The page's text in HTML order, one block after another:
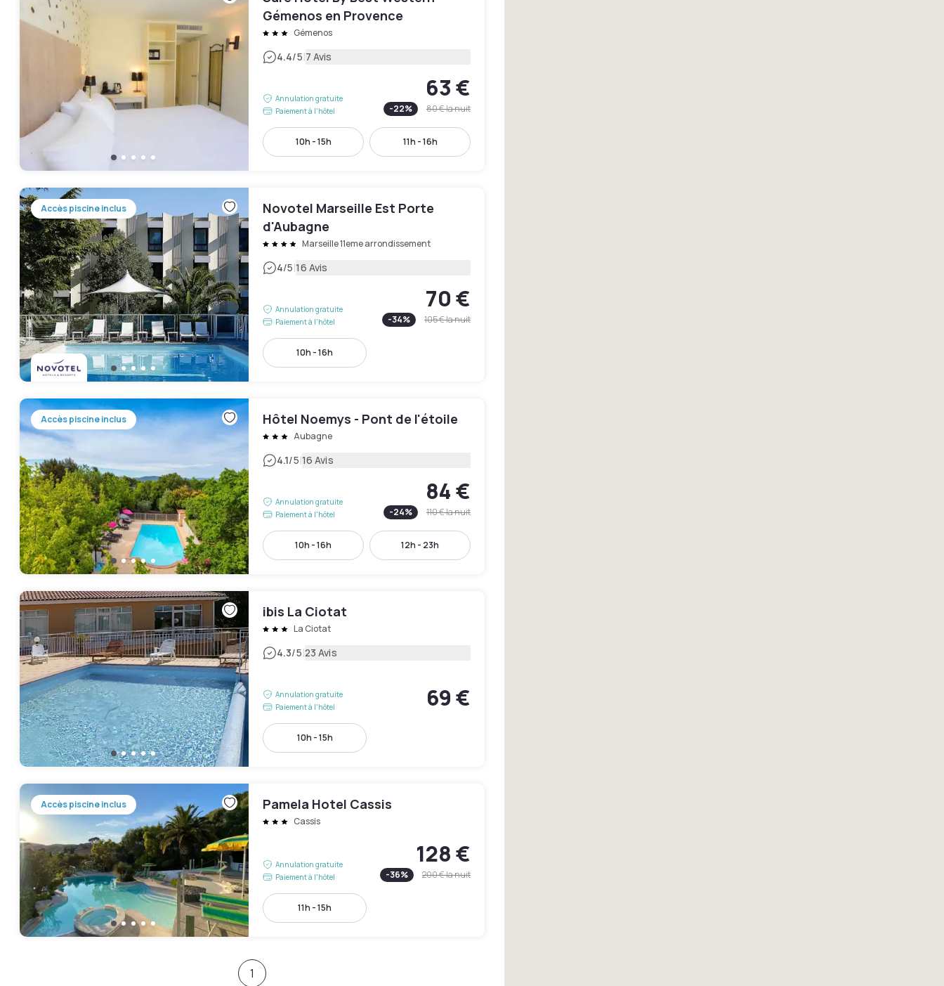
Gémenos en Provence
Gémenos
4.4/5|7 Avis
Annulation gratuite
Paiement à l'hôtel
63 €
-22% 80 €la nuit
10h - 15h 11h - 16h
Accès piscine inclus
Novotel Marseille Est Porte
d'Aubagne
Marseille 11eme arrondissement
4/5|16 Avis
Annulation gratuite
Paiement à l'hôtel
70 €
-34% 105 €la nuit
10h - 16h
Accès piscine inclus Hôtel Noemys - Pont de l'étoile
Aubagne
4.1/5|16 Avis
Annulation gratuite
Paiement à l'hôtel
84 €
-24% 110 €la nuit
10h - 16h 12h - 23h
ibis La Ciotat
La Ciotat
4.3/5|23 Avis
Annulation gratuite
Paiement à l'hôtel
69 €
10h - 15h
Accès piscine inclus Pamela Hotel Cassis
Cassis
Annulation gratuite
Paiement à l'hôtel
128 €
-36% 200 €la nuit
11h - 15h
1